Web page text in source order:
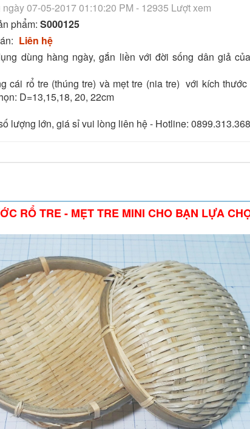
07-05-2017 01:10:20 PM - 12935 Lượt xem
phẩm:S000125
Liên hệ
dùng hàng ngày, gắn liền với đời sống dân giả
cái rổ tre (thúng tre) và mẹt tre (nia tre) với kích
D=13,15,18, 20, 22cm
lượng lớn, giá sỉ vui lòng liên hệ - Hotline: 0899.313.368
RỔ TRE - MẸT TRE MINI CHO BẠN LỰA